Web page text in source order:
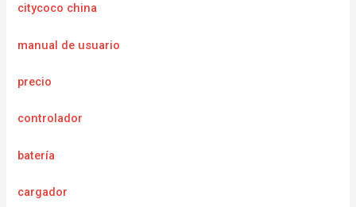
citycoco china
manual de usuario
precio
controlador
batería
cargador